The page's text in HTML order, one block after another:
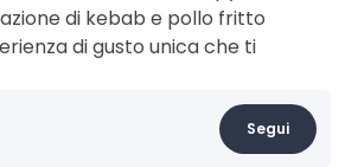
di kebab e pollo fritto
di gusto unica che ti
Segui